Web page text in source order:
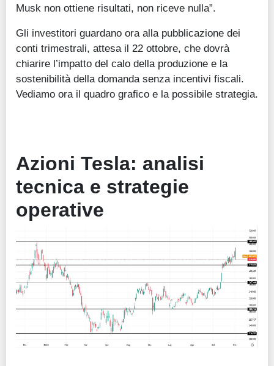
Musk non ottiene risultati, non riceve nulla”.
Gli investitori guardano ora alla pubblicazione dei
conti trimestrali, attesa il 22 ottobre, che dovrà
chiarire l’impatto del calo della produzione e la
sostenibilità della domanda senza incentivi fiscali.
Vediamo ora il quadro grafico e la possibile strategia.
Azioni Tesla: analisi
tecnica e strategie
operative